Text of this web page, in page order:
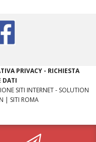
PRIVACY - RICHIESTA
DATI
SITI INTERNET- SOLUTION
| SITI ROMA